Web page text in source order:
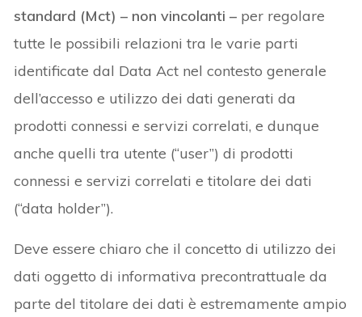
standard (Mct) – non vincolanti – per regolare
tutte le possibili relazioni tra le varie parti
identificate dal Data Act nel contesto generale
dell’accesso e utilizzo dei dati generati da
prodotti connessi e servizi correlati, e dunque
anche quelli tra utente (“user”) di prodotti
connessi e servizi correlati e titolare dei dati
(“data holder”).
Deve essere chiaro che il concetto di utilizzo dei
dati oggetto di informativa precontrattuale da
parte del titolare dei dati è estremamente ampio